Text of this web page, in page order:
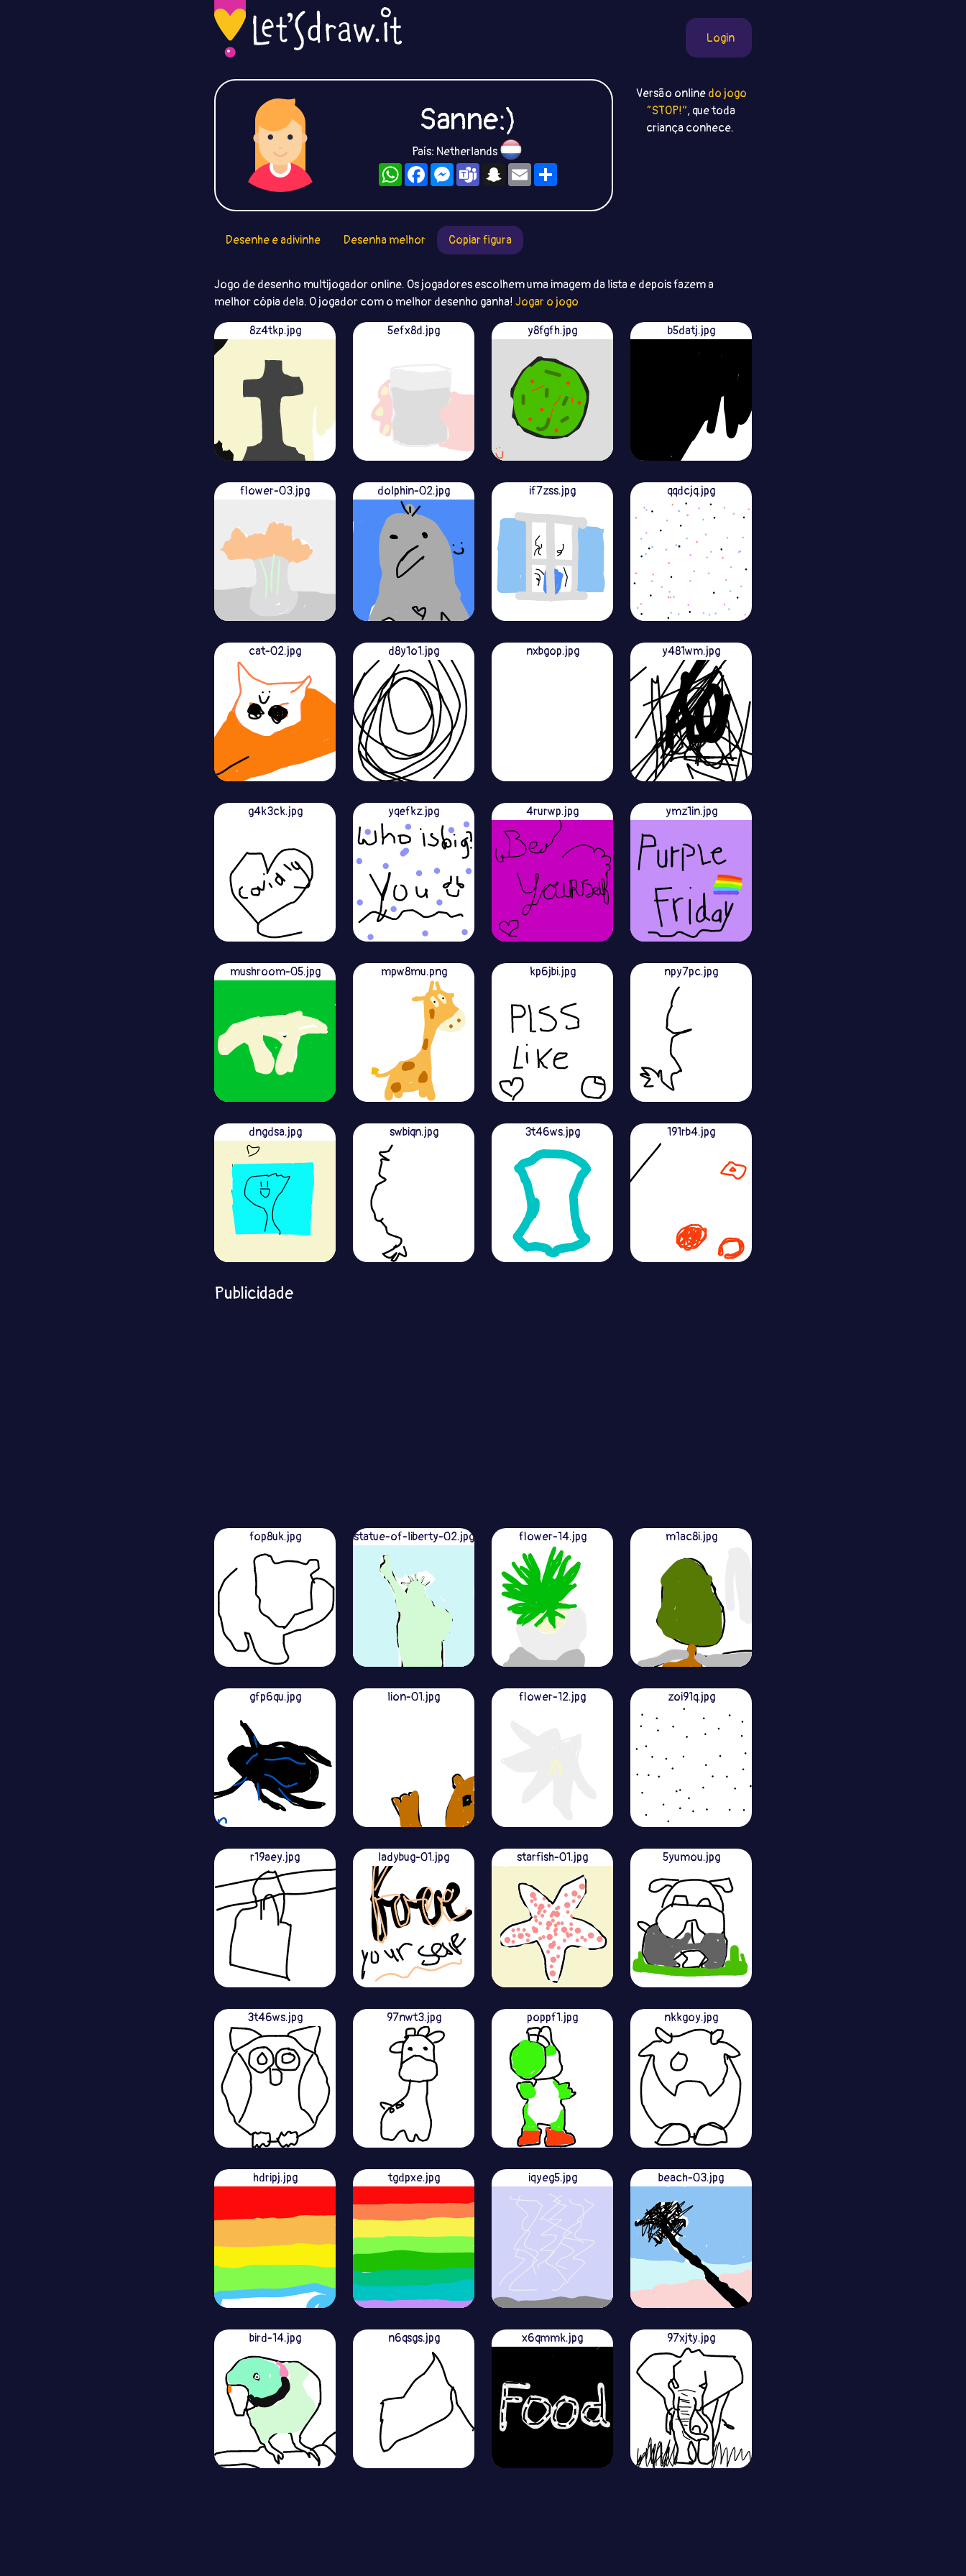
Login
Sanne:)
País: Netherlands
WhatsAppFacebookMessenger
TeamsSnapchat
EmailCompartilhe
Versão online do jogo
“STOP!”, que toda
criança conhece.
Desenhe e adivinhe Desenha melhor Copiar figura
Jogo de desenho multijogador online. Os jogadores escolhem uma imagem da lista e depois fazem a
melhor cópia dela. O jogador com o melhor desenho ganha! Jogar o jogo
8z4tkp.jpg
5efx8d.jpg y8fgfh.jpg b5datj.jpg
flower-03.jpg dolphin-02.jpg if7zss.jpg qqdcjq.jpg
cat-02.jpg d8y1o1.jpg nxbgop.jpg y481wm.jpg
g4k3ck.jpg yqefkz.jpg 4rurwp.jpg ymz1in.jpg
mushroom-05.jpg mpw8mu.png kp6jbi.jpg npy7pc.jpg
dngdsa.jpg swbiqn.jpg 3t46ws.jpg 191rb4.jpg
Publicidade
fop8uk.jpg statue-of-liberty-02.jpg flower-14.jpg m1ac8i.jpg
gfp6qu.jpg lion-01.jpg flower-12.jpg zoi91q.jpg
r19aey.jpg ladybug-01.jpg starfish-01.jpg 5yumou.jpg
3t46ws.jpg 97nwt3.jpg poppf1.jpg nkkgoy.jpg
hdripj.jpg tgdpxe.jpg iqyeg5.jpg beach-03.jpg
bird-14.jpg n6qsgs.jpg x6qmmk.jpg 97xjty.jpg